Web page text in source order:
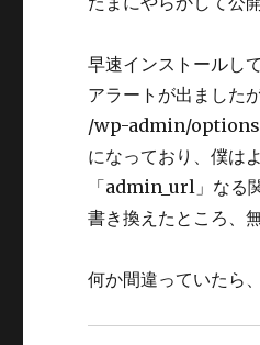
早速インストールし
アラートが出ました
/wp-admin/
になっており、僕は
「admin_url」なる
書き換えたところ、
何か間違っていたら